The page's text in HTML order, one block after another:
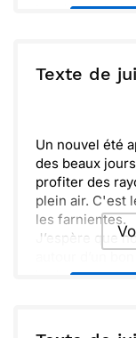
touche de
ou :
Texte de
Un nouvel été
des beaux
profiter des
plein air. C'est
les farnientes.
J’espère que
barbecue
chaque instant.